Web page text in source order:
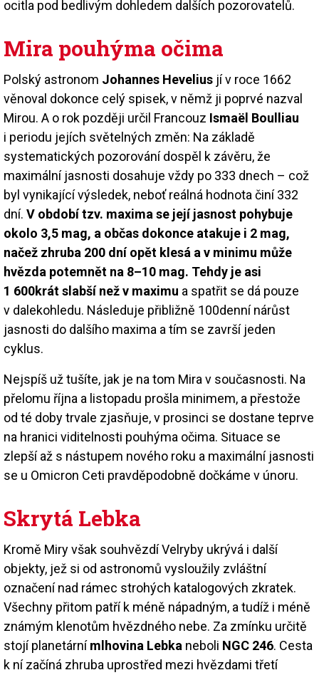
ocitla pod bedlivým dohledem dalších pozorovatelů.
Mira pouhýma očima
Polský astronom Johannes Hevelius jí v roce 1662
věnoval dokonce celý spisek, v němž ji poprvé nazval
Mirou. A o rok později určil Francouz Ismaël Boulliau
i periodu jejích světelných změn: Na základě
systematických pozorování dospěl k závěru, že
maximální jasnosti dosahuje vždy po 333 dnech – což
byl vynikající výsledek, neboť reálná hodnota činí 332
dní. V období tzv. maxima se její jasnost pohybuje
okolo 3,5 mag, a občas dokonce atakuje i 2 mag,
načež zhruba 200 dní opět klesá a v minimu může
hvězda potemnět na 8–10 mag. Tehdy je asi
1 600krát slabší než v maximu a spatřit se dá pouze
v dalekohledu. Následuje přibližně 100denní nárůst
jasnosti do dalšího maxima a tím se završí jeden
cyklus.
Nejspíš už tušíte, jak je na tom Mira v současnosti. Na
přelomu října a listopadu prošla minimem, a přestože
od té doby trvale zjasňuje, v prosinci se dostane teprve
na hranici viditelnosti pouhýma očima. Situace se
zlepší až s nástupem nového roku a maximální jasnosti
se u Omicron Ceti pravděpodobně dočkáme v únoru.
Skrytá Lebka
Kromě Miry však souhvězdí Velryby ukrývá i další
objekty, jež si od astronomů vysloužily zvláštní
označení nad rámec strohých katalogových zkratek.
Všechny přitom patří k méně nápadným, a tudíž i méně
známým klenotům hvězdného nebe. Za zmínku určitě
stojí planetárnímlhovina Lebka neboli NGC 246. Cesta
k ní začíná zhruba uprostřed mezi hvězdami třetí